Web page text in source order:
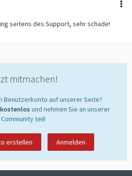
seitens des Support, sehr schade!
mitmachen!
Benutzerkonto auf unserer Seite?
und nehmen Sie an unserer
Community teil!
erstellen Anmelden